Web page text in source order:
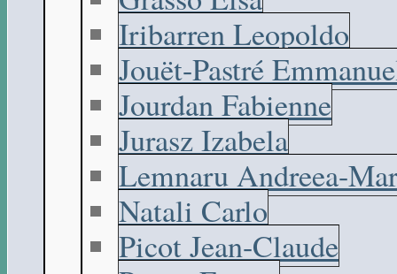
Iribarren Leopoldo
Jouët-Pastré
Jourdan Fabienne
Jurasz Izabela
Lemnaru Andreea-
Natali Carlo
Picot Jean-Claude